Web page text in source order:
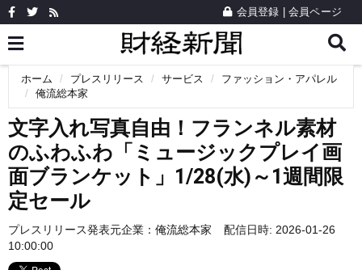
会員登録 会員ページ
ホーム プレスリリース サービス
ファッション・アパレル
俺流総本家
文字入れ写真自由！フランネル素材
のふわふわ「ミュージックプレイ画
面ブランケット」1/28(水)～1週間限
定セール
プレスリリース発表元企業： 俺流総本家
配信日時: 2026-01-26
10:00:00